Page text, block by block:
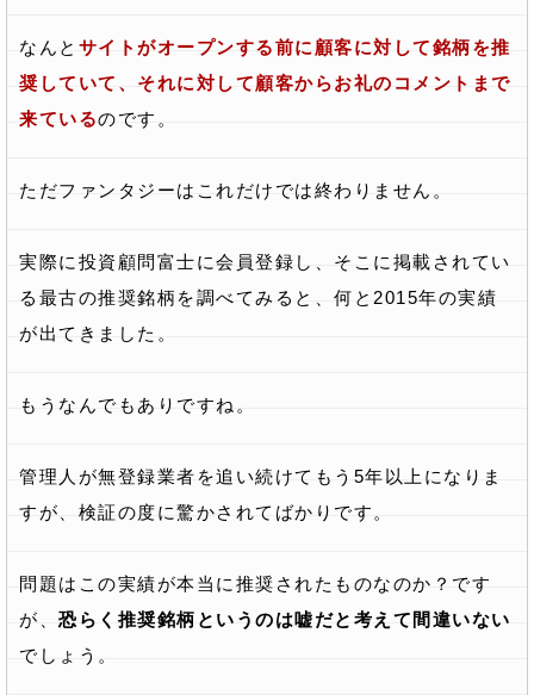
なんと サイトがオープンする前に顧客に対して銘柄を推
奨していて、それに対して顧客からお礼のコメントまで
来ているのです。
ただファンタジーはこれだけでは終わりません。
実際に投資顧問富士に会員登録し、そこに掲載されてい
る最古の推奨銘柄を調べてみると、何と2015年の実績
が出てきました。
もうなんでもありですね。
管理人が無登録業者を追い続けてもう5年以上になりま
すが、検証の度に驚かされてばかりです。
問題はこの実績が本当に推奨されたものなのか？です
が、 恐らく推奨銘柄というのは嘘だと考えて間違いない
でしょう。